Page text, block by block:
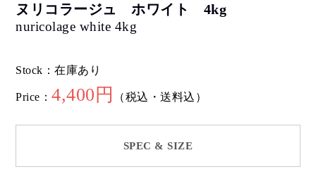
ヌリコラージュ ホワイト 4kg
nuricolage white 4kg
Stock：在庫あり
Price：4,400円 （税込・送料込）
SPEC & SIZE